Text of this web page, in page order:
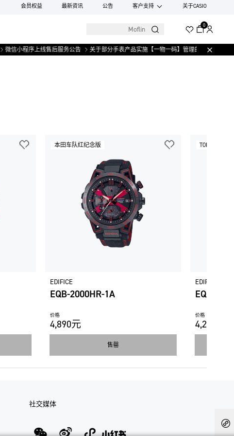
会员权益 最新资讯 公告 客户支持 关于CASIO
0
微信小程序上线售后服务公告 关于部分手表产品实施【一物一码】管理的公告
本田车队红纪念版
EDIFICE
EQB-2000HR-1A
价格
4,890元
售罄
TOM'S 限量款
EDIFICE
EQB-
价格
4,290元
社交媒体